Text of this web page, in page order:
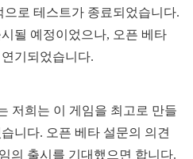
로 테스트가 종료되었습니다.
될 예정이었으나, 오픈 베타
기되었습니다.
저희는 이 게임을 최고로 만들
니다. 오픈 베타 설문의 의견
의 출시를 기대했으면 합니다.